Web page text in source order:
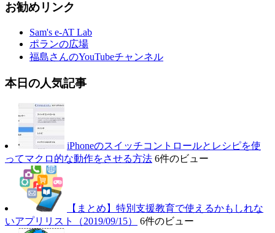
お勧めリンク
Sam's e-AT Lab
ポランの広場
福島さんのYouTubeチャンネル
本日の人気記事
iPhoneのスイッチコントロールとレシピを使
ってマクロ的な動作をさせる方法 6件のビュー
【まとめ】特別支援教育で使えるかもしれな
いアプリリスト（2019/09/15）
6件のビュー